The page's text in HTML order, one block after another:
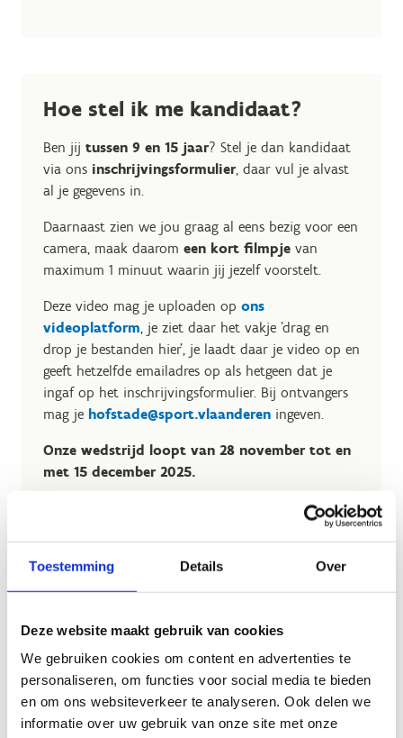
Toestemming Details Over
Deze website maakt gebruik van cookies
We gebruiken cookies om content en advertenties te
personaliseren, om functies voor social media te bieden
en om ons websiteverkeer te analyseren. Ook delen we
informatie over uw gebruik van onze site met onze
Hoe stel ik me kandidaat?
Ben jij tussen 9 en 15 jaar? Stel je dan kandidaat
via ons inschrijvingsformulier, daar vul je alvast
al je gegevens in.
Daarnaast zien we jou graag al eens bezig voor een
camera, maak daarom een kort filmpje van
maximum 1 minuut waarin jij jezelf voorstelt.
Deze video mag je uploaden op ons
videoplatform , je ziet daar het vakje 'drag en
drop je bestanden hier', je laadt daar je video op en
geeft hetzelfde emailadres op als hetgeen dat je
ingaf op het inschrijvingsformulier. Bij ontvangers
mag je hofstade@sport.vlaanderen ingeven.
Onze wedstrijd loopt van 28 november tot en
met 15 december 2025.